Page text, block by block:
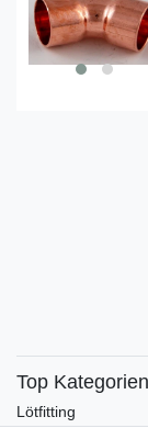
Top Kategorien
Lötfitting